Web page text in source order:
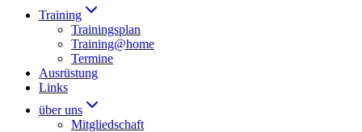
Training
Trainingsplan
Training@home
Termine
Ausrüstung
Links
über uns
Mitgliedschaft